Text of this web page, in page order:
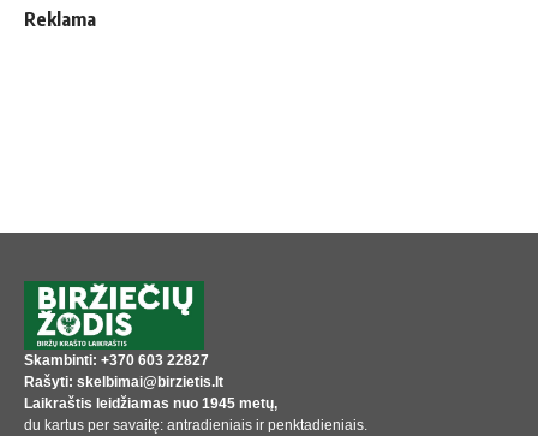
Reklama
Skambinti: +370 603 22827
Rašyti: skelbimai@birzietis.lt
Laikraštis leidžiamas nuo 1945 metų,
du kartus per savaitę: antradieniais ir penktadieniais.